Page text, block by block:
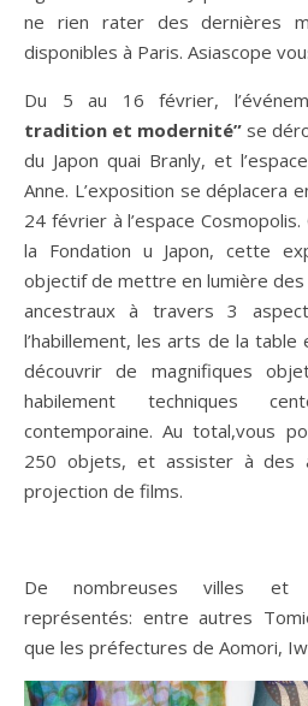
ne rien rater des dernières
disponibles à Paris. Asiascope
Du 5 au 16 février,
tradition et modernité” se
du Japon quai Branly, et
Anne. L’exposition se déplacera
24 février à l’espace
la Fondation u Japon, cette
objectif de mettre en lumière des
ancestraux à travers 3
l’habillement, les arts de la table
découvrir de magnifiques
habilement techniques
contemporaine. Au total,vous
250 objets, et assister à des
projection de films.
De nombreuses villes et
représentés: entre autres
que les préfectures de Aomori,